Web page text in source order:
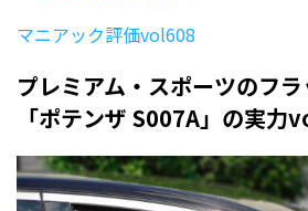
マニアック評価vol608
プレミアム・スポーツのフ
「ポテンザ S007A」の実力